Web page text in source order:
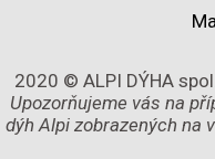
2020 © ALPI DÝHA
Upozorňujeme vás na
dýh Alpi zobrazených na